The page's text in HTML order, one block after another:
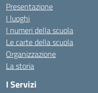
Presentazione
I luoghi
I numeri della scuola
Le carte della scuola
Organizzazione
La storia
I Servizi